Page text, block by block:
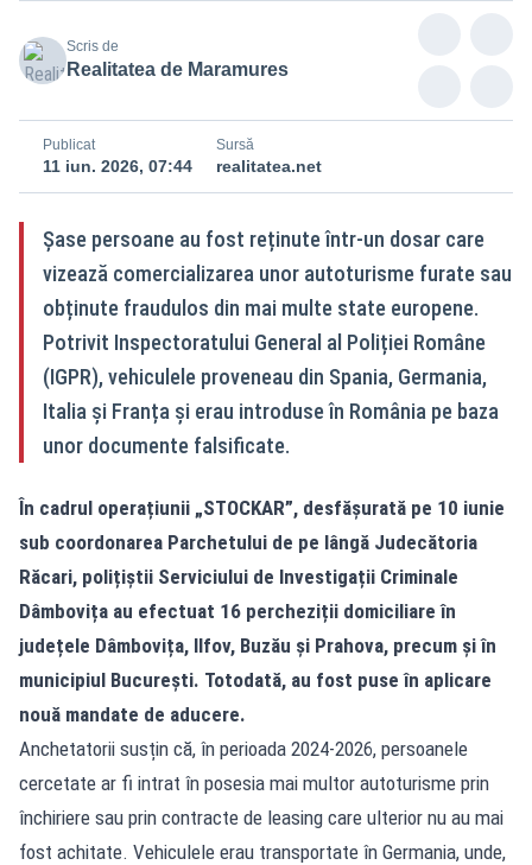
Scris de
Realitatea de Maramures
Publicat
11 iun. 2026, 07:44
Sursă
realitatea.net
Șase persoane au fost reținute într-un dosar care
vizează comercializarea unor autoturisme furate sau
obținute fraudulos din mai multe state europene.
Potrivit Inspectoratului General al Poliției Române
(IGPR), vehiculele proveneau din Spania, Germania,
Italia și Franța și erau introduse în România pe baza
unor documente falsificate.
În cadrul operațiunii „STOCKAR”, desfășurată pe 10 iunie
sub coordonarea Parchetului de pe lângă Judecătoria
Răcari, polițiștii Serviciului de Investigații Criminale
Dâmbovița au efectuat 16 percheziții domiciliare în
județele Dâmbovița, Ilfov, Buzău și Prahova, precum și în
municipiul București. Totodată, au fost puse în aplicare
nouă mandate de aducere.
Anchetatorii susțin că, în perioada 2024-2026, persoanele
cercetate ar fi intrat în posesia mai multor autoturisme prin
închiriere sau prin contracte de leasing care ulterior nu au mai
fost achitate. Vehiculele erau transportate în Germania, unde,